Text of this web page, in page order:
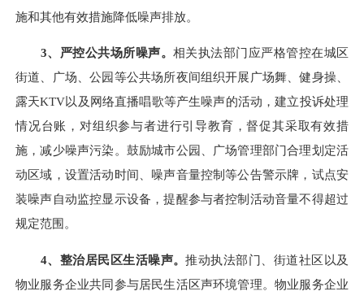
施和其他有效措施降低噪声排放。
3、严控公共场所噪声。相关执法部门应严格管控在城区
街道、广场、公园等公共场所夜间组织开展广场舞、健身操、
露天KTV以及网络直播唱歌等产生噪声的活动，建立投诉处理
情况台账，对组织参与者进行引导教育，督促其采取有效措
施，减少噪声污染。鼓励城市公园、广场管理部门合理划定活
动区域，设置活动时间、噪声音量控制等公告警示牌，试点安
装噪声自动监控显示设备，提醒参与者控制活动音量不得超过
规定范围。
4、整治居民区生活噪声。推动执法部门、街道社区以及
物业服务企业共同参与居民生活区声环境管理。物业服务企业